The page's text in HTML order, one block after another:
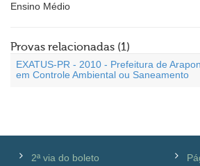
Ensino Médio
Provas relacionadas (1)
EXATUS-PR - 2010 - Prefeitura de
em Controle Ambiental ou Saneamento
2ª via do boleto